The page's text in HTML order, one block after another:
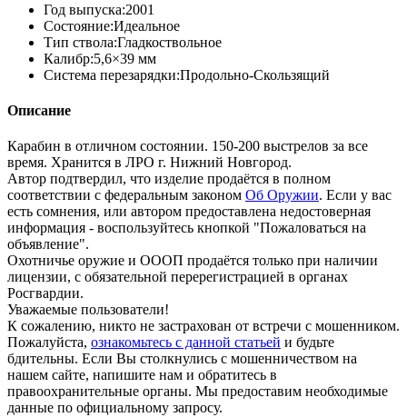
Год выпуска:2001
Состояние:Идеальное
Тип ствола:Гладкоствольное
Калибр:5,6×39 мм
Система перезарядки:Продольно-Скользящий
Описание
Карабин в отличном состоянии. 150-200 выстрелов за все
время. Хранится в ЛРО г. Нижний Новгород.
Автор подтвердил, что изделие продаётся в полном
соответствии с федеральным законом Об Оружии. Если у вас
есть сомнения, или автором предоставлена недостоверная
информация - воспользуйтесь кнопкой "Пожаловаться на
объявление".
Охотничье оружие и ОООП продаётся только при наличии
лицензии, с обязательной перерегистрацией в органах
Росгвардии.
Уважаемые пользователи!
К сожалению, никто не застрахован от встречи с мошенником.
Пожалуйста, ознакомьтесь с данной статьей и будьте
бдительны. Если Вы столкнулись с мошенничеством на
нашем сайте, напишите нам и обратитесь в
правоохранительные органы. Мы предоставим необходимые
данные по официальному запросу.